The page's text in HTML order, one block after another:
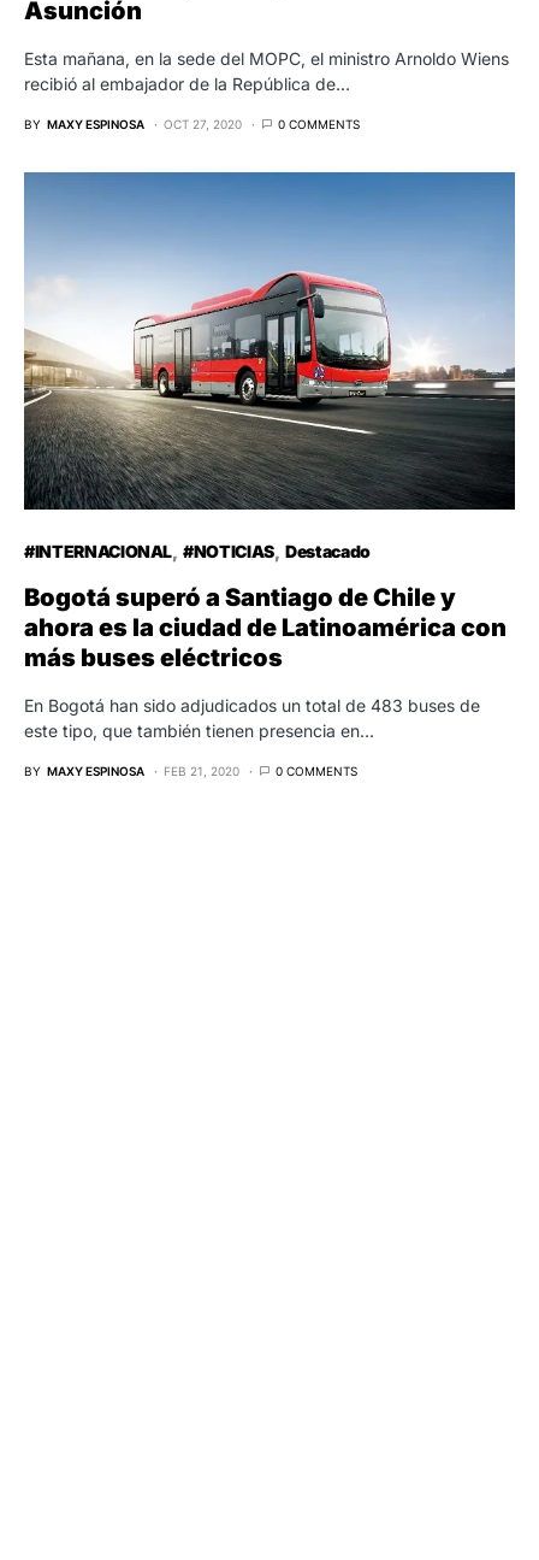
Asunción
Esta mañana, en la sede del MOPC, el ministro Arnoldo Wiens
recibió al embajador de la República de…
BY MAXY ESPINOSA OCT 27, 2020 0 COMMENTS
#INTERNACIONAL #NOTICIAS Destacado
Bogotá superó a Santiago de Chile y
ahora es la ciudad de Latinoamérica con
más buses eléctricos
En Bogotá han sido adjudicados un total de 483 buses de
este tipo, que también tienen presencia en…
BY MAXY ESPINOSA FEB 21, 2020 0 COMMENTS